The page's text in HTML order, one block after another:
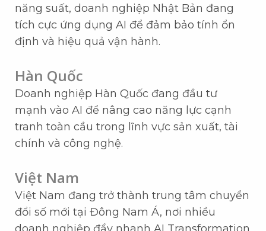
năng suất, doanh nghiệp Nhật Bản đang
tích cực ứng dụng AI để đảm bảo tính ổn
định và hiệu quả vận hành.
Hàn Quốc
Doanh nghiệp Hàn Quốc đang đầu tư
mạnh vào AI để nâng cao năng lực cạnh
tranh toàn cầu trong lĩnh vực sản xuất, tài
chính và công nghệ.
Việt Nam
Việt Nam đang trở thành trung tâm chuyển
đổi số mới tại Đông Nam Á, nơi nhiều